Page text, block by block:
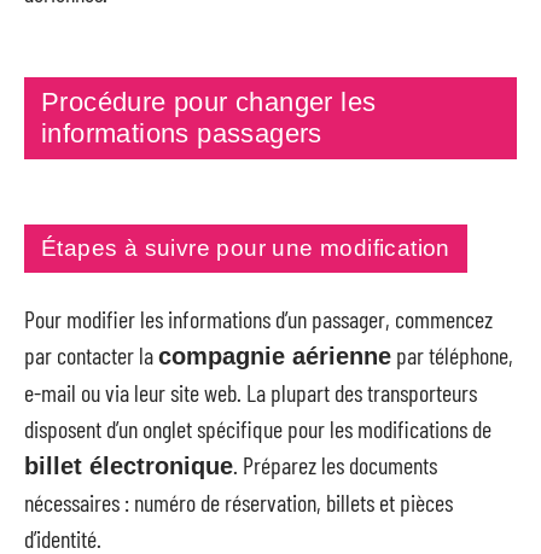
Procédure pour changer les
informations passagers
Étapes à suivre pour une modification
Pour modifier les informations d’un passager, commencez
par contacter lacompagnie aérienne par téléphone,
e-mail ou via leur site web. La plupart des transporteurs
disposent d’un onglet spécifique pour les modifications de
billet électronique . Préparez les documents
nécessaires : numéro de réservation, billets et pièces
d’identité.